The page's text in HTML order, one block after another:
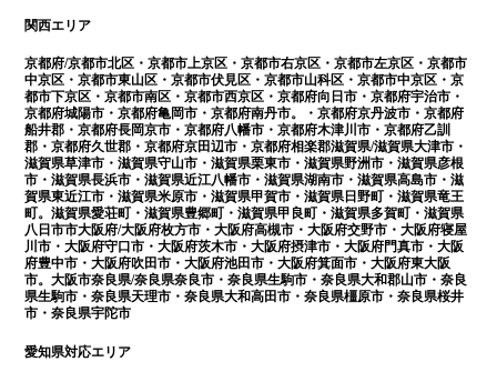
関西エリア
京都府/京都市北区・京都市上京区・京都市右京区・京都市左京区・京都市
中京区・京都市東山区・京都市伏見区・京都市山科区・京都市中京区・京
都市下京区・京都市南区・京都市西京区・京都府向日市・京都府宇治市・
京都府城陽市・京都府亀岡市・京都府南丹市。・京都府京丹波市・京都府
船井郡・京都府長岡京市・京都府八幡市・京都府木津川市・京都府乙訓
郡・京都府久世郡・京都府京田辺市・京都府相楽郡滋賀県/滋賀県大津市・
滋賀県草津市・滋賀県守山市・滋賀県栗東市・滋賀県野洲市・滋賀県彦根
市・滋賀県長浜市・滋賀県近江八幡市・滋賀県湖南市・滋賀県高島市・滋
賀県東近江市・滋賀県米原市・滋賀県甲賀市・滋賀県日野町・滋賀県竜王
町。滋賀県愛荘町・滋賀県豊郷町・滋賀県甲良町・滋賀県多賀町・滋賀県
八日市市大阪府/大阪府枚方市・大阪府高槻市・大阪府交野市・大阪府寝屋
川市・大阪府守口市・大阪府茨木市・大阪府摂津市・大阪府門真市・大阪
府豊中市・大阪府吹田市・大阪府池田市・大阪府箕面市・大阪府東大阪
市。大阪市奈良県/奈良県奈良市・奈良県生駒市・奈良県大和郡山市・奈良
県生駒市・奈良県天理市・奈良県大和高田市・奈良県橿原市・奈良県桜井
市・奈良県宇陀市
愛知県対応エリア